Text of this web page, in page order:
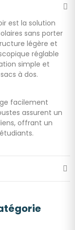
est la solution
sans porter
légère et
réglable
simple et
à dos.
facilement
assurent un
offrant un